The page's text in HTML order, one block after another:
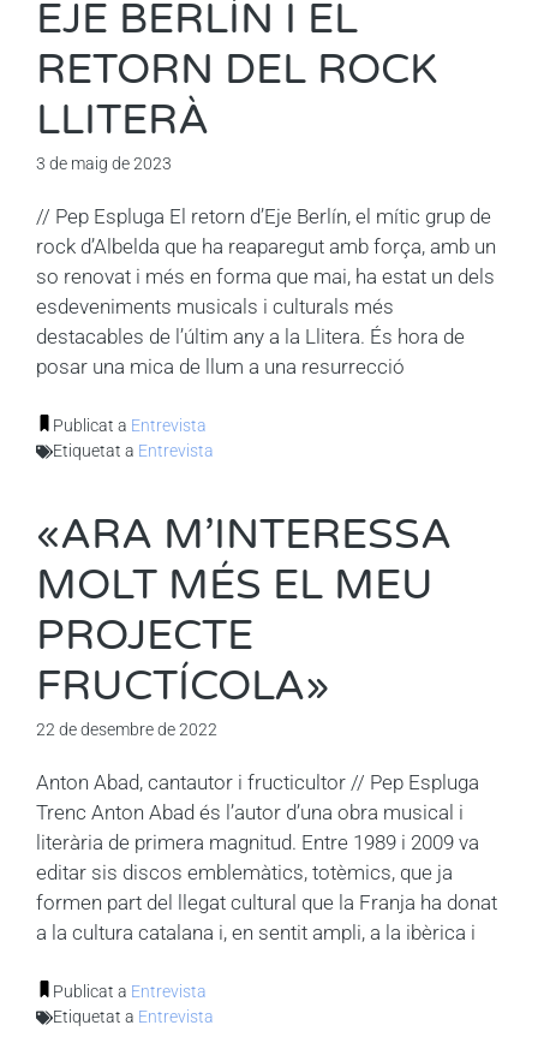
EJE BERLÍN I EL
RETORN DEL ROCK
LLITERÀ
3 de maig de 2023
// Pep Espluga El retorn d’Eje Berlín, el mític grup de
rock d’Albelda que ha reaparegut amb força, amb un
so renovat i més en forma que mai, ha estat un dels
esdeveniments musicals i culturals més
destacables de l’últim any a la Llitera. És hora de
posar una mica de llum a una resurrecció
Publicat a Entrevista
Etiquetat a Entrevista
«ARA M’INTERESSA
MOLT MÉS EL MEU
PROJECTE
FRUCTÍCOLA»
22 de desembre de 2022
Anton Abad, cantautor i fructicultor // Pep Espluga
Trenc Anton Abad és l’autor d’una obra musical i
literària de primera magnitud. Entre 1989 i 2009 va
editar sis discos emblemàtics, totèmics, que ja
formen part del llegat cultural que la Franja ha donat
a la cultura catalana i, en sentit ampli, a la ibèrica i
Publicat a Entrevista
Etiquetat a Entrevista